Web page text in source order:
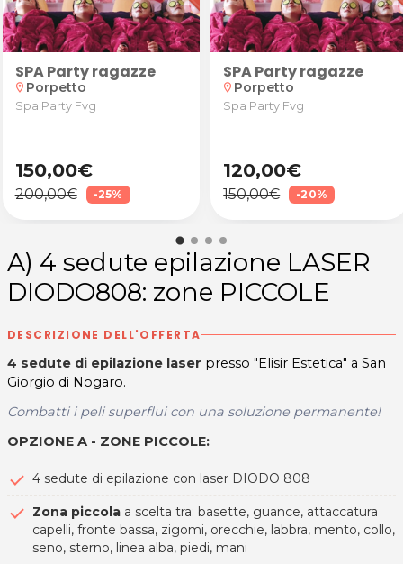
del Mondo Jennifer Sdrigotti alla Scuola
di allungamento
SPA Party ragazze
location_on Porpetto
Spa Party Fvg
150,00€
200,00€ -25%
SPA Party ragazze
location_on Porpetto
Spa Party Fvg
120,00€
150,00€ -20%
A) 4 sedute epilazione LASER
DIODO808: zone PICCOLE
DESCRIZIONE DELL'OFFERTA
4 sedute di epilazione laser presso "Elisir Estetica" a San
Giorgio di Nogaro.
Combatti i peli superflui con una soluzione permanente!
OPZIONE A - ZONE PICCOLE:
4 sedute di epilazione con laser DIODO 808
Zona piccola a scelta tra: basette, guance, attaccatura
capelli, fronte bassa, zigomi, orecchie, labbra, mento, collo,
seno, sterno, linea alba, piedi, mani